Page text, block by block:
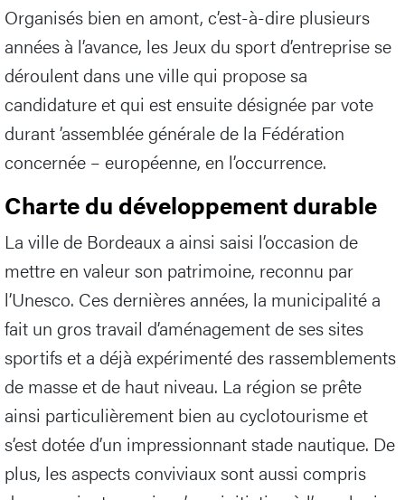
Organisés bien en amont, c’est-à-dire plusieurs
années à l’avance, les Jeux du sport d’entreprise se
déroulent dans une ville qui propose sa
candidature et qui est ensuite désignée par vote
durant ’assemblée générale de la Fédération
concernée – européenne, en l’occurrence.
Charte du développement durable
La ville de Bordeaux a ainsi saisi l’occasion de
mettre en valeur son patrimoine, reconnu par
l’Unesco. Ces dernières années, la municipalité a
fait un gros travail d’aménagement de ses sites
sportifs et a déjà expérimenté des rassemblements
de masse et de haut niveau. La région se prête
ainsi particulièrement bien au cyclotourisme et
s’est dotée d’un impressionnant stade nautique. De
plus, les aspects conviviaux sont aussi compris